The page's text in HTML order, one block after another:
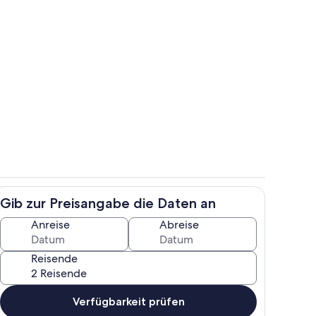
Strand
Gib zur Preisangabe die Daten an
Anreise Abreise
Reisende
Verfügbarkeit prüfen